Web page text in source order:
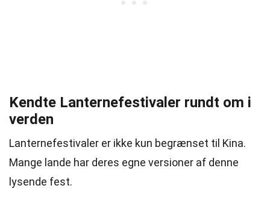
Kendte Lanternefestivaler rundt om i
verden
Lanternefestivaler er ikke kun begrænset til Kina.
Mange lande har deres egne versioner af denne
lysende fest.